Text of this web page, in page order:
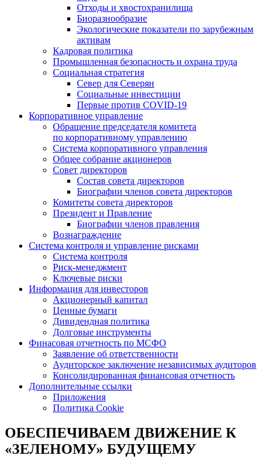
Отходы и хвостохранилища
Биоразнообразие
Экологические показатели по зарубежным
активам
Кадровая политика
Промышленная безопасность и охрана труда
Социальная стратегия
Север для Северян
Социальные инвестиции
Первые против COVID‑19
Корпоративное управление
Обращение председателя комитета
по корпоративному управлению
Система корпоративного управления
Общее собрание акционеров
Совет директоров
Состав совета директоров
Биографии членов совета директоров
Комитеты совета директоров
Президент и Правление
Биографии членов правления
Вознаграждение
Система контроля и управление рисками
Система контроля
Риск-менеджмент
Ключевые риски
Информация для инвесторов
Акционерный капитал
Ценные бумаги
Дивидендная политика
Долговые инструменты
Финасовая отчетность по МСФО
Заявление об ответственности
Аудиторское заключение независимых аудиторов
Консолидированная финансовая отчетность
Дополнительные ссылки
Приложения
Политика Cookie
ОБЕСПЕЧИВАЕМ ДВИЖЕНИЕ К
«ЗЕЛЕНОМУ» БУДУЩЕМУ